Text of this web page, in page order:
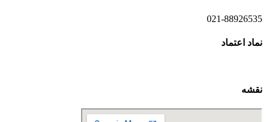
021-88926535
نماد اعتماد
نقشه